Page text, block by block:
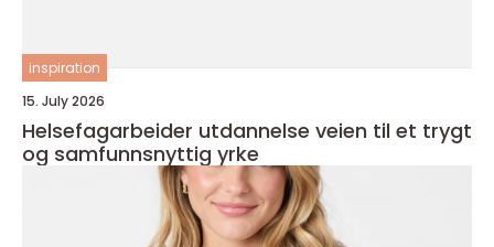
inspiration
15. July 2026
Helsefagarbeider utdannelse veien til et trygt
og samfunnsnyttig yrke